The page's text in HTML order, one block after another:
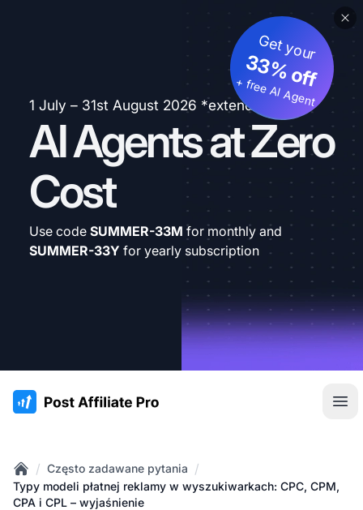
1 July – 31st August 2026 *extended
AI Agents at Zero
Cost
Get your
33% off
+ free AI Agent
Use code SUMMER-33M for monthly and
SUMMER-33Y for yearly subscription
:site.title
Home
/ Często zadawane pytania /
Typy modeli płatnej reklamy w wyszukiwarkach: CPC, CPM,
CPA i CPL – wyjaśnienie